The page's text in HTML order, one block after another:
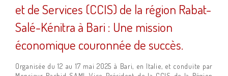
et de Services (CCIS) de la région Rabat-
Salé-Kénitra à Bari : Une mission
économique couronnée de succès.
Organisée du 12 au 17 mai 2025 à Bari, en Italie, et conduite par